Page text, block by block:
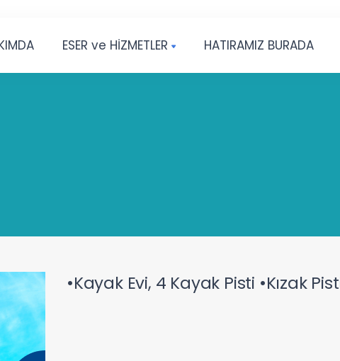
ESER ve HİZMETLER HATIRAMIZ BURADA
•Kayak Evi, 4 Kayak Pisti •Kızak